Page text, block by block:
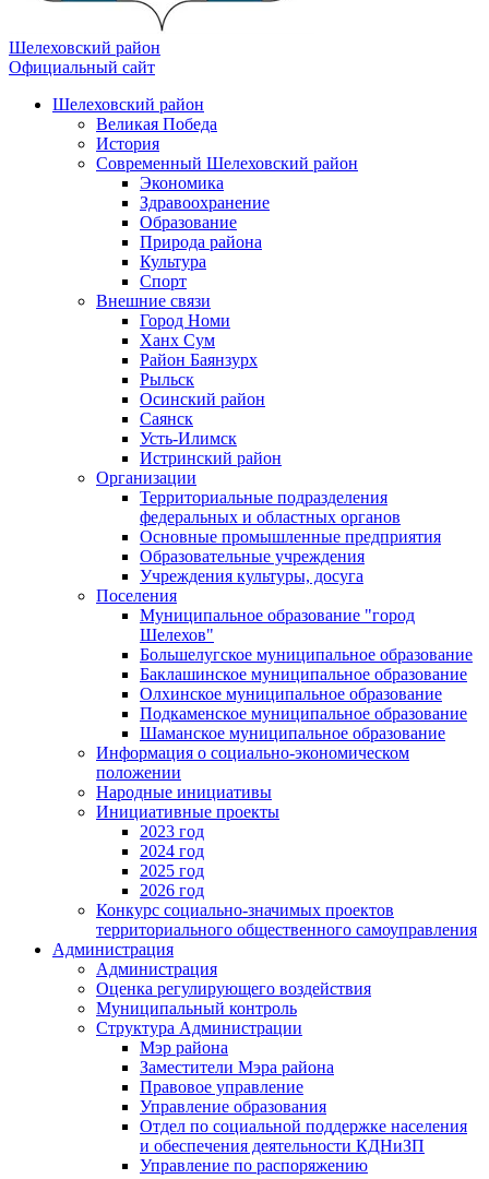
Шелеховский район
Официальный сайт
Шелеховский район
Великая Победа
История
Современный Шелеховский район
Экономика
Здравоохранение
Образование
Природа района
Культура
Спорт
Внешние связи
Город Номи
Ханх Сум
Район Баянзурх
Рыльск
Осинский район
Саянск
Усть-Илимск
Истринский район
Организации
Территориальные подразделения
федеральных и областных органов
Основные промышленные предприятия
Образовательные учреждения
Учреждения культуры, досуга
Поселения
Муниципальное образование "город
Шелехов"
Большелугское муниципальное образование
Баклашинское муниципальное образование
Олхинское муниципальное образование
Подкаменское муниципальное образование
Шаманское муниципальное образование
Информация о социально-экономическом
положении
Народные инициативы
Инициативные проекты
2023 год
2024 год
2025 год
2026 год
Конкурс социально-значимых проектов
территориального общественного самоуправления
Администрация
Администрация
Оценка регулирующего воздействия
Муниципальный контроль
Структура Администрации
Мэр района
Заместители Мэра района
Правовое управление
Управление образования
Отдел по социальной поддержке населения
и обеспечения деятельности КДНиЗП
Управление по распоряжению